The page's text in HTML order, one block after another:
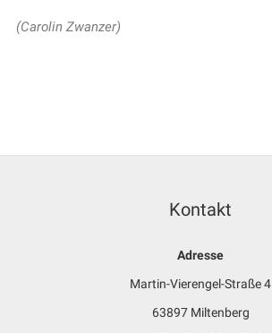
(Carolin Zwanzer)
Kontakt
Adresse
Martin-Vierengel-Straße 4
63897 Miltenberg